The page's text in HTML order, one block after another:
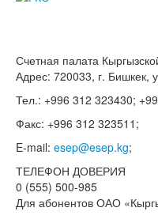
Счетная палата
Адрес: 720033, г. Бишкек,
Тел.: +996 312 323430;
Факс: +996 312 323511;
E-mail: esep@esep.kg;
ТЕЛЕФОН ДОВЕРИЯ
0 (555) 500-985
Для абонентов ОАО